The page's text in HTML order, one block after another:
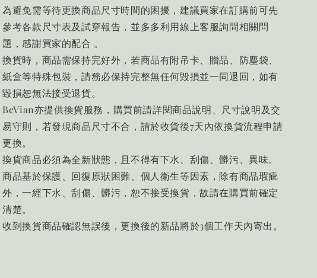
為避免需等待更換商品尺寸時間的困擾，建議買家在訂購前可先
參考各款尺寸表及試穿報告，並多多利用線上客服詢問相關問
題，感謝買家的配合 。
換貨時，商品需保持完好外，若商品有附吊卡、贈品、防塵袋、
紙盒等特殊包裝，請務必保持完整無任何毀損並一同退回，如有
毀損恕無法接受退貨。
BeVian亦提供換貨服務，購買前請詳閱商品說明、尺寸說明及交
易守則，若發現商品尺寸不合，請於收貨後7天內依換貨流程申請
更換。
換貨商品必須為全新狀態，且不得有下水、刮傷、髒污、異味。
商品基於保護、回復原狀困難、個人衛生等因素，除有商品瑕疵
外，一經下水、刮傷、髒污，恕不接受換貨，故請在購買前確定
清楚。
收到換貨商品確認無誤後，更換後的新品將於3個工作天內寄出。